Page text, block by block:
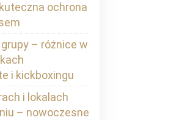
ochrona
– różnice w
i kickboxingu
i lokalach
– nowoczesne